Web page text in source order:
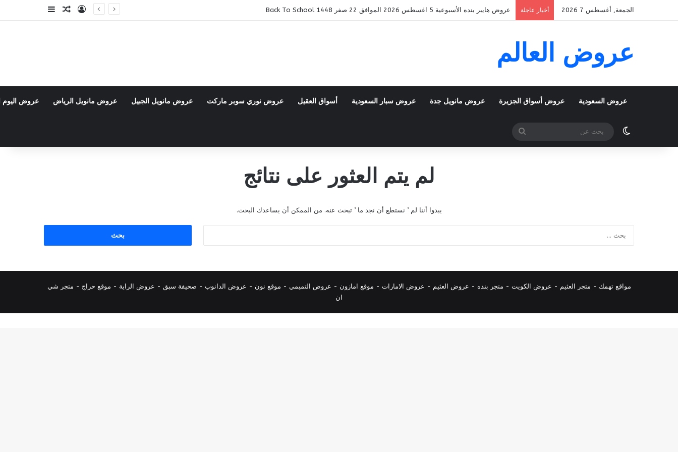
الجمعة, أغسطس 7 2026 أخبار عاجلة عروض هايبر بنده الأسبوعية 5 اغسطس 2026 الموافق 22 صفر 1448 Back To School تسجيل الدخول
مقال عشوائي
إضافة عمود
عروض العالم
عروض السعودية عروض أسواق الجزيرة عروض مانويل جدة عروض سبار السعودية أسواق العقيل عروض نوري سوبر ماركت عروض مانويل الجبيل عروض مانويل الرياض عروض اليوم
الوضع المظلم
بحث
عن
لم يتم العثور على نتائج
يبدوا أننا لم ’ نستطع أن نجد ما ’ تبحث عنه. من الممكن أن يساعدك البحث.
مواقع تهمك - متجر العثيم - عروض الكويت - متجر بنده - عروض العثيم - عروض الامارات - موقع امازون - عروض التميمي - موقع نون - عروض الدانوب - صحيفة سبق - عروض الراية - موقع حراج - متجر شي
ان